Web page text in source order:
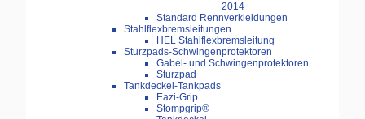
2014
Standard Rennverkleidungen
Stahlflexbremsleitungen
HEL Stahlflexbremsleitung
Sturzpads-Schwingenprotektoren
Gabel- und Schwingenprotektoren
Sturzpad
Tankdeckel-Tankpads
Eazi-Grip
Stompgrip®